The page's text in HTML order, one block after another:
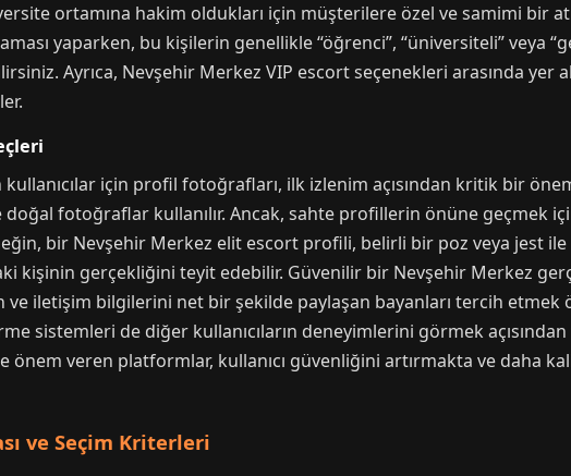
ortamına hakim oldukları için müşterilere özel ve samimi bir
yaparken, bu kişilerin genellikle “öğrenci”, “üniversiteli” veya
Ayrıca, Nevşehir Merkez VIP escort seçenekleri arasında
için profil fotoğrafları, ilk izlenim açısından kritik bir
fotoğraflar kullanılır. Ancak, sahte profillerin önüne geçmek
bir Nevşehir Merkez elit escort profili, belirli bir poz veya jest
kişinin gerçekliğini teyit edebilir. Güvenilir bir Nevşehir Merkez
ve iletişim bilgilerini net bir şekilde paylaşan bayanları tercih etmek
sistemleri de diğer kullanıcıların deneyimlerini görmek açısından
veren platformlar, kullanıcı güvenliğini artırmakta ve daha
ve Seçim Kriterleri